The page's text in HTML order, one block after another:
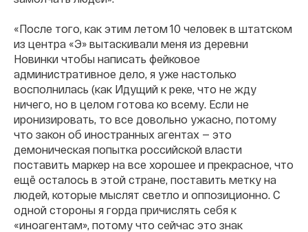
«После того, как этим летом 10 человек в штатском
из центра «Э» вытаскивали меня из деревни
Новинки чтобы написать фейковое
административное дело, я уже настолько
восполнилась (как Идущий к реке, что не жду
ничего, но в целом готова ко всему. Если не
иронизировать, то все довольно ужасно, потому
что закон об иностранных агентах — это
демоническая попытка российской власти
поставить маркер на все хорошее и прекрасное, что
ещё осталось в этой стране, поставить метку на
людей, которые мыслят светло и оппозиционно. С
одной стороны я горда причислять себя к
«иноагентам», потому что сейчас это знак